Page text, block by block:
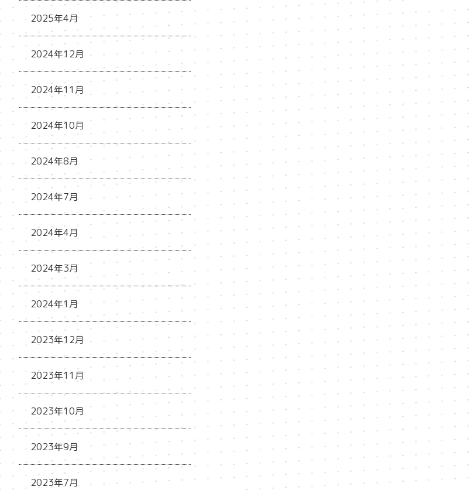
2025年4月
2024年12月
2024年11月
2024年10月
2024年8月
2024年7月
2024年4月
2024年3月
2024年1月
2023年12月
2023年11月
2023年10月
2023年9月
2023年7月